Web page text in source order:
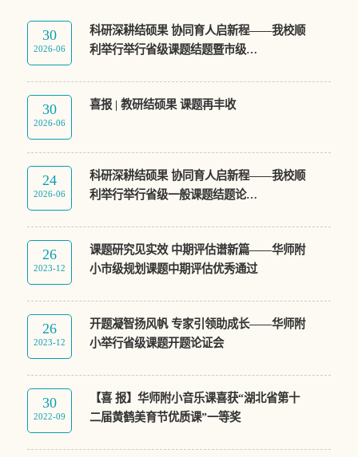
30
2026-06
科研深耕结硕果 协同育人启新程——我校顺
利举行举行省级课题结题暨市级…
30
2026-06
喜报 | 教研结硕果 课题再丰收
24
2026-06
科研深耕结硕果 协同育人启新程——我校顺
利举行举行省级一般课题结题论…
26
2023-12
课题研究见实效 中期评估谱新篇——华师附
小市级规划课题中期评估优秀通过
26
2023-12
开题凝智扬风帆 专家引领助成长——华师附
小举行省级课题开题论证会
30
2022-09
【喜 报】华师附小音乐课喜获“湖北省第十
二届黄鹤美育节优质课”一等奖